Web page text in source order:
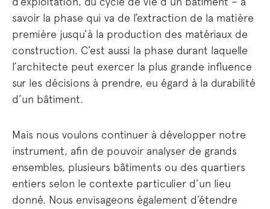
savoir la phase qui va de l’extraction de la matière
première jusqu’à la production des matériaux de
construction. C’est aussi la phase durant laquelle
l’architecte peut exercer la plus grande influence
sur les décisions à prendre, eu égard à la durabilité
d’un bâtiment.
Mais nous voulons continuer à développer notre
instrument, afin de pouvoir analyser de grands
ensembles, plusieurs bâtiments ou des quartiers
entiers selon le contexte particulier d’un lieu
donné. Nous envisageons également d’étendre